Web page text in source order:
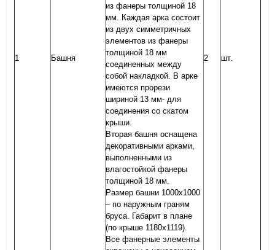
1 Башня
из фанеры толщиной 18
мм. Каждая арка состоит
из двух симметричных
элементов из фанеры
толщиной 18 мм
соединенных между
собой накладкой. В арке
имеются прорези
шириной 13 мм- для
соединения со скатом
крыши.
Вторая башня оснащена
декоративными арками,
выполненными из
влагостойкой фанеры
толщиной 18 мм.
Размер башни 1000х1000
– по наружным граням
бруса. Габарит в плане
(по крыше 1180х1119).
Все фанерные элементы
2 шт.